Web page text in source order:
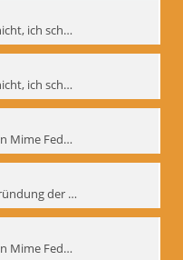
Unterbrechen Sie mich nicht, ich schweige - interne Signatur: BM-prt-215-f
Unterbrechen Sie mich nicht, ich schweige - interne Signatur: BM-prt-215-r
2. Kongress der European Mime Federation: „Rekonstruktion/Innovation“, Berlin Mai 1993 - interne Signatur: BM-prt-221
Bekanntmachung der Gründung der European Mime Federation - interne Signatur: BM-prt-225
1. Kongress der European Mime Federation, Amsterdam, September 1991 - interne Signatur: BM-prt-229